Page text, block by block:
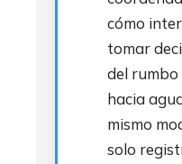
cómo
tomar
del
hacia
mismo
solo